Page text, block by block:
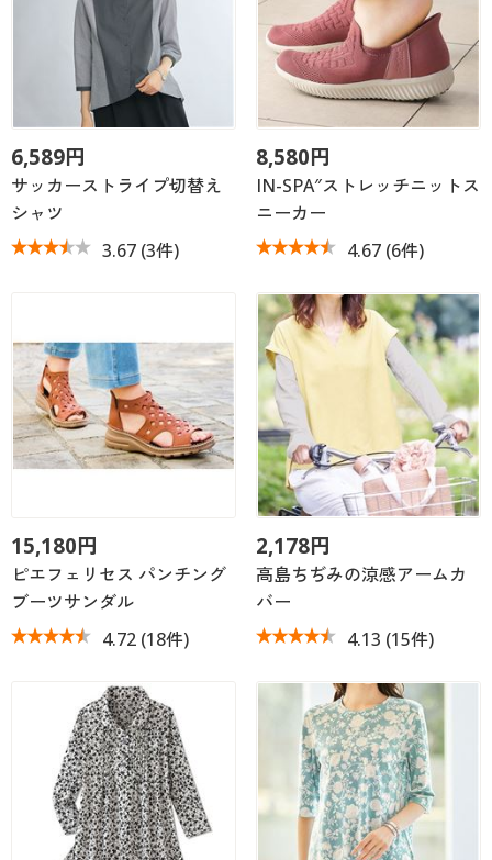
6,589円
サッカーストライプ切替え
シャツ
3.67 (3件)
8,580円
IN-SPA″ストレッチニットス
ニーカー
4.67(6件)
15,180円
ピエフェリセス パンチング
ブーツサンダル
4.72 (18件)
2,178円
高島ちぢみの涼感アームカ
バー
4.13 (15件)